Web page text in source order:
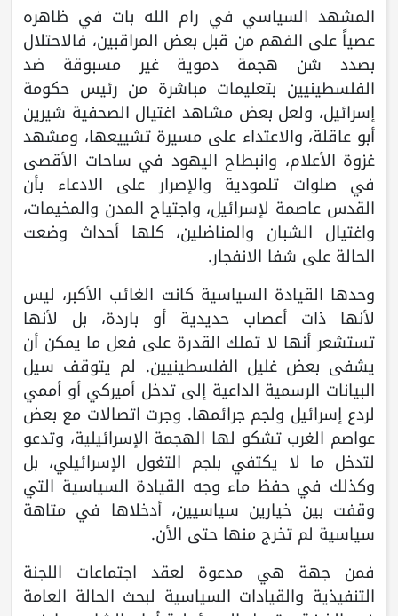
المشهد السياسي في رام الله بات في ظاهره
عصياً على الفهم من قبل بعض المراقبين، فالاحتلال
بصدد شن هجمة دموية غير مسبوقة ضد
الفلسطينيين بتعليمات مباشرة من رئيس حكومة
إسرائيل، ولعل بعض مشاهد اغتيال الصحفية شيرين
أبو عاقلة، والاعتداء على مسيرة تشييعها، ومشهد
غزوة الأعلام، وانبطاح اليهود في ساحات الأقصى
في صلوات تلمودية والإصرار على الادعاء بأن
القدس عاصمة لإسرائيل، واجتياح المدن والمخيمات،
واغتيال الشبان والمناضلين، كلها أحداث وضعت
الحالة على شفا الانفجار.
وحدها القيادة السياسية كانت الغائب الأكبر، ليس
لأنها ذات أعصاب حديدية أو باردة، بل لأنها
تستشعر أنها لا تملك القدرة على فعل ما يمكن أن
يشفى بعض غليل الفلسطينيين. لم يتوقف سيل
البيانات الرسمية الداعية إلى تدخل أميركي أو أممي
لردع إسرائيل ولجم جرائمها. وجرت اتصالات مع بعض
عواصم الغرب تشكو لها الهجمة الإسرائيلية، وتدعو
لتدخل ما لا يكتفي بلجم التغول الإسرائيلي، بل
وكذلك في حفظ ماء وجه القيادة السياسية التي
وقفت بين خيارين سياسيين، أدخلاها في متاهة
سياسية لم تخرج منها حتى الأن.
فمن جهة هي مدعوة لعقد اجتماعات اللجنة
التنفيذية والقيادات السياسية لبحث الحالة العامة